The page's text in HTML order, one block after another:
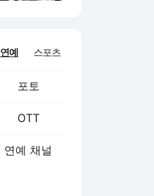
연예 스포츠
포토
OTT
연예 채널